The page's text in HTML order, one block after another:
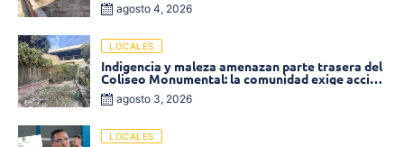
Monumental
agosto 4, 2026
LOCALES
Indigencia y maleza amenazan parte trasera del
Coliseo Monumental: la comunidad exige acción
inmediata!
agosto 3, 2026
LOCALES